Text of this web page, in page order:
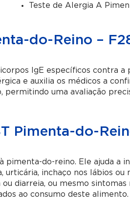
Teste de Alergia A
do-Reino –
IgE específicos contra a
e auxilia os médicos a
uma avaliação
Pimenta-do-
pimenta-do-reino. Ele ajuda a
inchaço nos lábios ou
diarreia, ou mesmo
ao consumo deste alimento.